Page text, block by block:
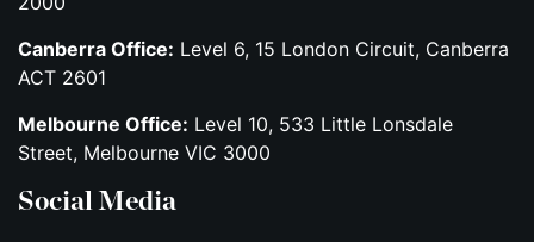
Canberra Office: Level 6, 15 London Circuit, Canberra
ACT 2601
Melbourne Office: Level 10, 533 Little Lonsdale
Street, Melbourne VIC 3000
Social Media